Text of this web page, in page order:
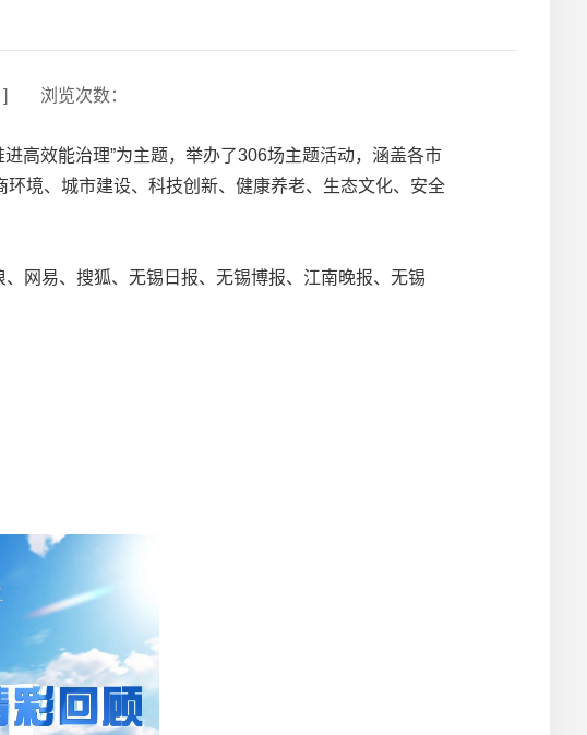
浏览次数：
高效能治理”为主题，举办了306场主题活动，涵盖各市
境、城市建设、科技创新、健康养老、生态文化、安全
网易、搜狐、无锡日报、无锡博报、江南晚报、无锡